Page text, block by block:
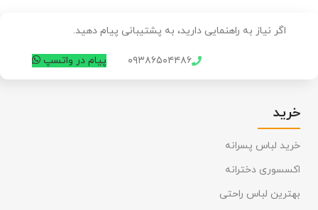
اگر نیاز به راهنمایی دارید، به پشتیبانی پیام دهید.
۰۹۳۸۶۵۰۴۴۸۶ پیام در واتسپ
خرید
خرید لباس پسرانه
اکسسوری دخترانه
بهترین لباس راحتی